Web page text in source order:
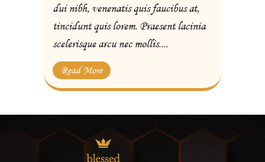
dui nibh, venenatis quis faucibus at,
tincidunt quis lorem. Praesent lacinia
scelerisque arcu nec mollis....
Read More